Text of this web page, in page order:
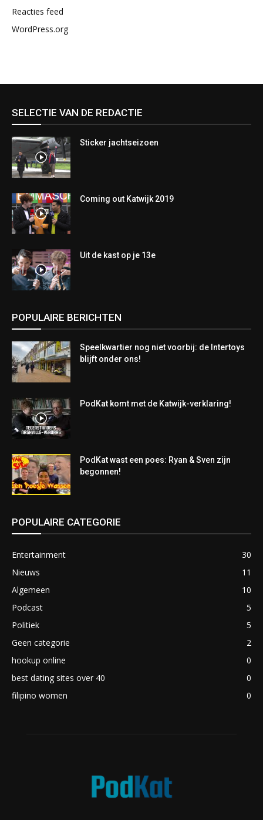
Reacties feed
WordPress.org
SELECTIE VAN DE REDACTIE
Sticker jachtseizoen
Coming out Katwijk 2019
Uit de kast op je 13e
POPULAIRE BERICHTEN
Speelkwartier nog niet voorbij: de Intertoys
blijft onder ons!
PodKat komt met de Katwijk-verklaring!
PodKat wast een poes: Ryan & Sven zijn
begonnen!
POPULAIRE CATEGORIE
Entertainment
30
Nieuws
11
Algemeen
10
Podcast
5
Politiek
5
Geen categorie
2
hookup online
0
best dating sites over 40
0
filipino women
0